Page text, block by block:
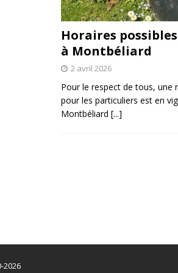
Horaires
à Montbéliard
2 avril 2026
Pour le respect de tous, une
pour les particuliers est en
Montbéliard [...]
2026